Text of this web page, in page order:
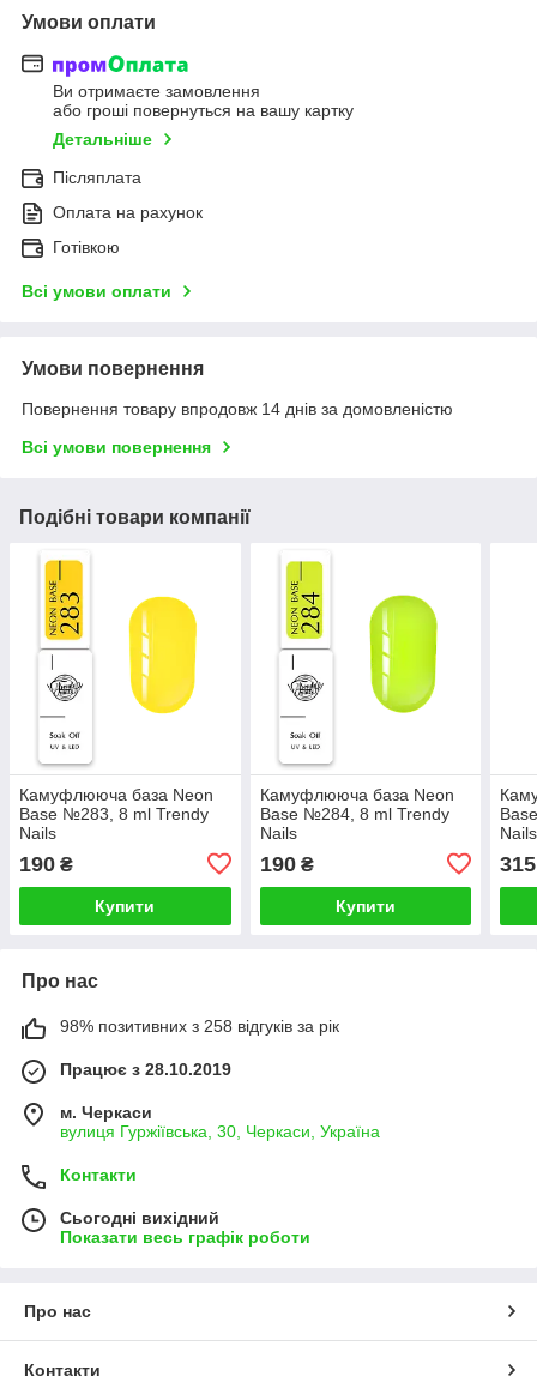
Умови оплати
Ви отримаєте замовлення
або гроші повернуться на вашу картку
Детальніше
Післяплата
Оплата на рахунок
Готівкою
Всі умови оплати
Умови повернення
Повернення товару впродовж 14 днів за домовленістю
Всі умови повернення
Подібні товари компанії
Камуфлююча база Neon
Base №283, 8 ml Trendy
Nails
190 ₴
Купити
Камуфлююча база Neon
Base №284, 8 ml Trendy
Nails
190₴
Купити
Nails
315
Про нас
98% позитивних з 258 відгуків за рік
Працює з 28.10.2019
м. Черкаси
вулиця Гуржіївська, 30, Черкаси, Україна
Контакти
Сьогодні вихідний
Показати весь графік роботи
Про нас
Контакти